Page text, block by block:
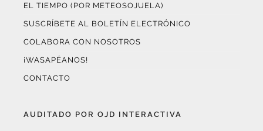
EL TIEMPO (POR METEOSOJUELA)
SUSCRÍBETE AL BOLETÍN ELECTRÓNICO
COLABORA CON NOSOTROS
¡WASAPÉANOS!
CONTACTO
AUDITADO POR OJD INTERACTIVA